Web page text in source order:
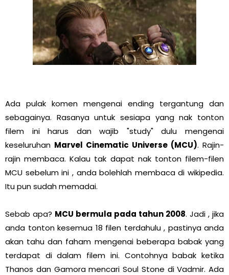
Ada pulak komen mengenai ending tergantung dan
sebagainya. Rasanya untuk sesiapa yang nak tonton
filem ini harus dan wajib "study" dulu mengenai
keseluruhan Marvel Cinematic Universe (MCU). Rajin-
rajin membaca. Kalau tak dapat nak tonton filem-filen
MCU sebelum ini , anda bolehlah membaca di wikipedia.
Itu pun sudah memadai.
Sebab apa? MCU bermula pada tahun 2008. Jadi , jika
anda tonton kesemua 18 filen terdahulu , pastinya anda
akan tahu dan faham mengenai beberapa babak yang
terdapat di dalam filem ini. Contohnya babak ketika
Thanos dan Gamora mencari Soul Stone di Vadmir. Ada